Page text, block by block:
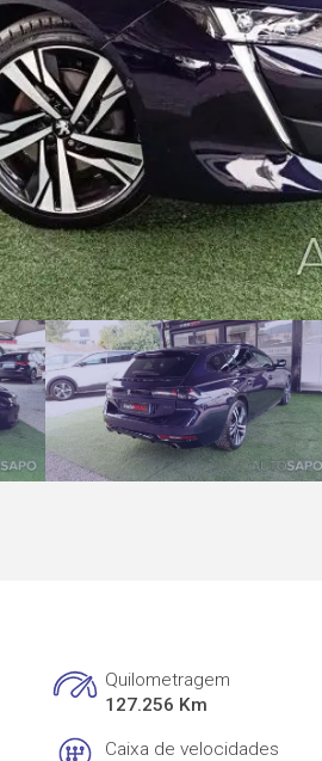
Quilometragem
127.256 Km
Caixa de velocidades